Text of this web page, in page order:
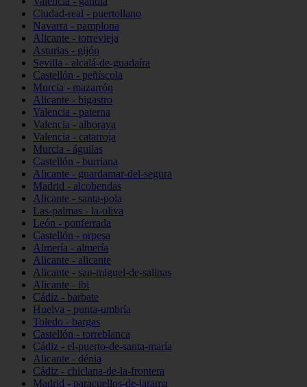
Ciudad-real - puertollano
Navarra - pamplona
Alicante - torrevieja
Asturias - gijón
Sevilla - alcalá-de-guadaíra
Castellón - peñíscola
Murcia - mazarrón
Alicante - bigastro
Valencia - paterna
Valencia - alboraya
Valencia - catarroja
Murcia - águilas
Castellón - burriana
Alicante - guardamar-del-segura
Madrid - alcobendas
Alicante - santa-pola
Las-palmas - la-oliva
León - ponferrada
Castellón - orpesa
Almería - almería
Alicante - alicante
Alicante - san-miguel-de-salinas
Alicante - ibi
Cádiz - barbate
Huelva - punta-umbría
Toledo - bargas
Castellón - torreblanca
Cádiz - el-puerto-de-santa-maría
Alicante - dénia
Cádiz - chiclana-de-la-frontera
Madrid - paracuellos-de-jarama